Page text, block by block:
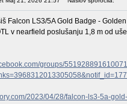
Falcon LS3/5A Gold Badge -
v nearfield poslušanju 1,8 m od
groups/
2023/04/28/falcon-ls3-5a-